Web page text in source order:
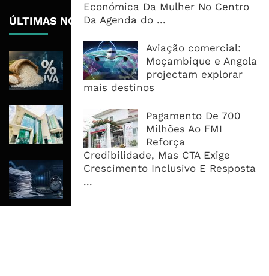
Económica Da Mulher No Centro
Da Agenda do ...
Aviação comercial:
Moçambique e Angola
projectam explorar
mais destinos
Pagamento De 700
Milhões Ao FMI
Reforça
Credibilidade, Mas CTA Exige
Crescimento Inclusivo E Resposta
...
ÚLTIMAS NOTÍCIAS
ICM Atribui À Centralização Do Arroz
Preços Estáveis E 350 Milhões Em
Impostos
Nedbank Mantém Lucro Em R8,4 Mil
Milhões E Acelera Expansão Para
África Oriental
Reembolsos Do IVA Sobem Para 4,5